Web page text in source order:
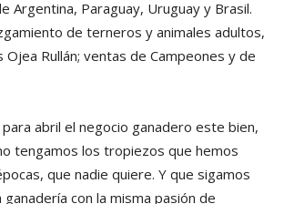
Argentina, Paraguay, Uruguay y Brasil.
de terneros y animales adultos,
Ojea Rullán; ventas de Campeones y de
abril el negocio ganadero este bien,
tengamos los tropiezos que hemos
que nadie quiere. Y que sigamos
con la misma pasión de